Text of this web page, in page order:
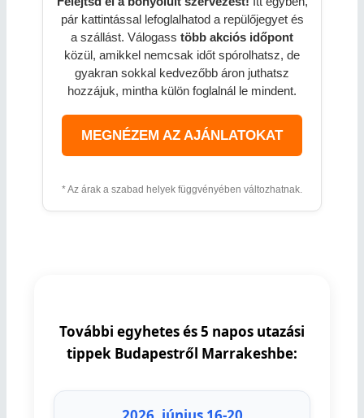
pár kattintással lefoglalhatod a repülőjegyet és
a szállást. Válogass több akciós időpont
közül, amikkel nemcsak időt spórolhatsz, de
gyakran sokkal kedvezőbb áron juthatsz
hozzájuk, mintha külön foglalnál le mindent.
MEGNÉZEM AZ AJÁNLATOKAT
* Az árak a szabad helyek függvényében változhatnak.
További egyhetes és 5 napos utazási
tippek Budapestről Marrakeshbe: